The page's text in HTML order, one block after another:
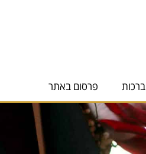
ברכות פרסום באתר